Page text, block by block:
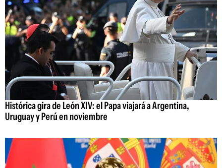
Histórica gira de León XIV: el Papa viajará a Argentina,
Uruguay y Perú en noviembre